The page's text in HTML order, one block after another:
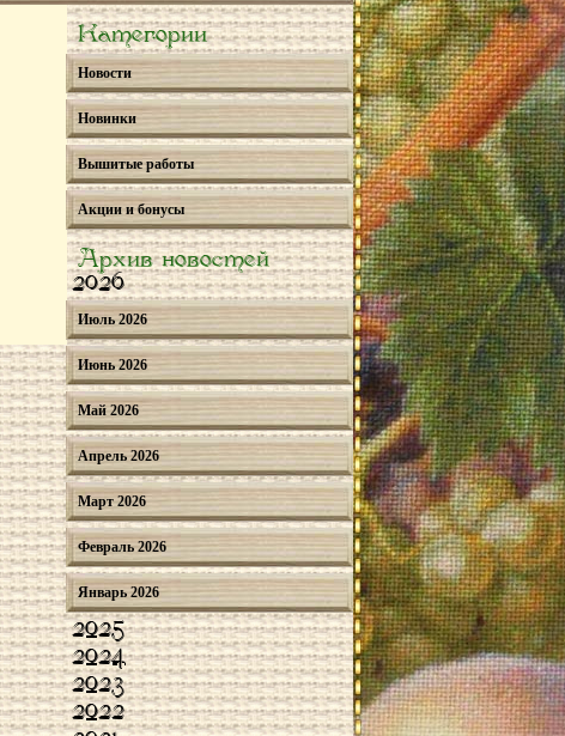
Категории
Новости
Новинки
Вышитые работы
Акции и бонусы
Архив новостей
2026
Июль 2026
Июнь 2026
Май 2026
Апрель 2026
Март 2026
Февраль 2026
Январь 2026
2025
2024
2023
2022